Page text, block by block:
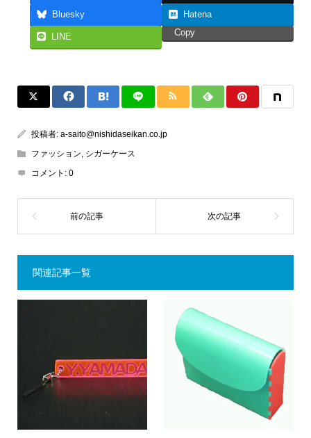
Bluesky Hatena
LINE Copy
投稿者: a-saito@nishidaseikan.co.jp
ファッション, シガーケース
コメント: 0
関連記事一覧